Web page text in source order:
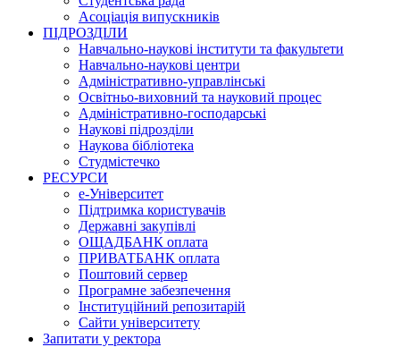
Асоціація випускників
ПІДРОЗДІЛИ
Навчально-наукові інститути та факультети
Навчально-наукові центри
Адміністративно-управлінські
Освітньо-виховний та науковий процес
Адміністративно-господарські
Наукові підрозділи
Наукова бібліотека
Студмістечко
РЕСУРСИ
е-Університет
Підтримка користувачів
Державні закупівлі
ОЩАДБАНК оплата
ПРИВАТБАНК оплата
Поштовий сервер
Програмне забезпечення
Інституційний репозитарій
Сайти університету
Запитати у ректора